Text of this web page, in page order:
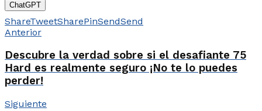
ChatGPT
ShareTweetSharePinSendSend
Anterior
Descubre la verdad sobre si el desafiante 75
Hard es realmente seguro ¡No te lo puedes
perder!
Siguiente